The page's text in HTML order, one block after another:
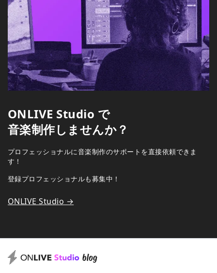
ONLIVE Studio で
音楽制作しませんか？
プロフェッショナルに音楽制作のサポートを直接依頼できま
す！
登録プロフェッショナルも募集中！
ONLIVE Studio →